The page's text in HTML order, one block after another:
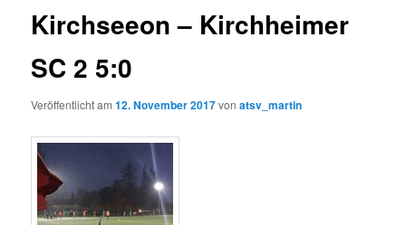
Kirchseeon – Kirchheimer
SC 2 5:0
Veröffentlicht am12. November 2017vonatsv_martin